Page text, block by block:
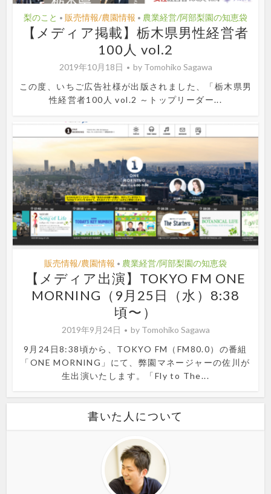
梨のこと • 販売情報/農園情報 • 農業経営/阿部梨園の知恵袋
【メディア掲載】栃木県男性経営者
100人 vol.2
2019年10月18日 by Tomohiko Sagawa
この度、いちご広告社様が出版されました、「栃木県男
性経営者100人 vol.2 ～トップリーダー...
販売情報/農園情報 • 農業経営/阿部梨園の知恵袋
【メディア出演】TOKYO FM ONE
MORNING（9月25日（水）8:38
頃〜）
2019年9月24日 by Tomohiko Sagawa
9月24日8:38頃から、TOKYO FM（FM80.0）の番組
「ONE MORNING」にて、弊園マネージャーの佐川が
生出演いたします。「Fly to The...
書いた人について